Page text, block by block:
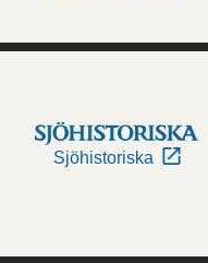
Sjöhistoriska